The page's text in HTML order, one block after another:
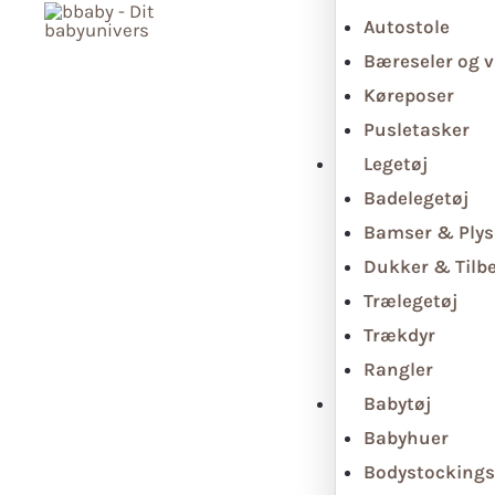
Autostole
Bæreseler og
Køreposer
Pusletasker
Legetøj
Badelegetøj
Bamser &
Dukker &
Trælegetøj
Trækdyr
Rangler
Babytøj
Babyhuer
Bodystockings